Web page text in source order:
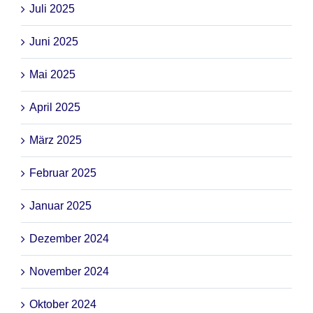
Juli 2025
Juni 2025
Mai 2025
April 2025
März 2025
Februar 2025
Januar 2025
Dezember 2024
November 2024
Oktober 2024